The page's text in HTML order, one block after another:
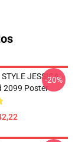
JESSICA
2099 Poster
-20%